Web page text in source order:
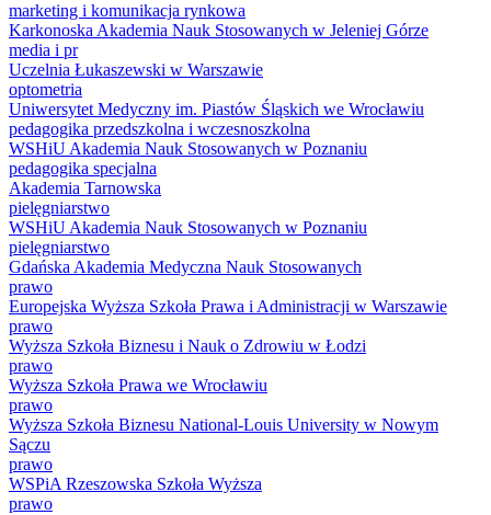
marketing i komunikacja rynkowa
Karkonoska Akademia Nauk Stosowanych w Jeleniej Górze
media i pr
Uczelnia Łukaszewski w Warszawie
optometria
Uniwersytet Medyczny im. Piastów Śląskich we Wrocławiu
pedagogika przedszkolna i wczesnoszkolna
WSHiU Akademia Nauk Stosowanych w Poznaniu
pedagogika specjalna
Akademia Tarnowska
pielęgniarstwo
WSHiU Akademia Nauk Stosowanych w Poznaniu
pielęgniarstwo
Gdańska Akademia Medyczna Nauk Stosowanych
prawo
Europejska Wyższa Szkoła Prawa i Administracji w Warszawie
prawo
Wyższa Szkoła Biznesu i Nauk o Zdrowiu w Łodzi
prawo
Wyższa Szkoła Prawa we Wrocławiu
prawo
Wyższa Szkoła Biznesu National-Louis University w Nowym
Sączu
prawo
WSPiA Rzeszowska Szkoła Wyższa
prawo